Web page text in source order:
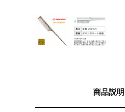
商品説明